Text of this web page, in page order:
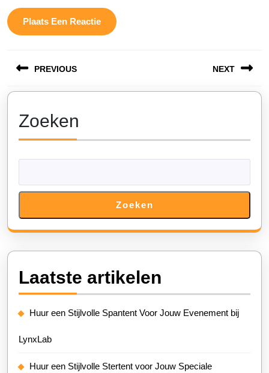
PREVIOUS
Vorige
bericht:
NEXT
Zoeken
Zoeken
Laatste artikelen
Huur een Stijlvolle Spantent Voor Jouw Evenement bij
LynxLab
Huur een Stijlvolle Stertent voor Jouw Speciale